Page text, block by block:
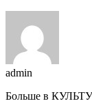
admin
Больше в